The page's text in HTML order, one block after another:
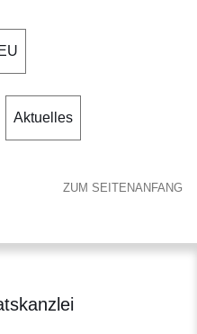
Aktuelles
ZUM SEITENANFANG